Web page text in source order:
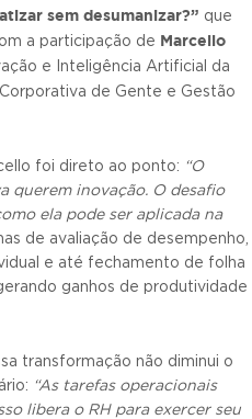
sem desumanizar?” que
a participação de Marcello
e Inteligência Artificial da
de Gente e Gestão
foi direto ao ponto: “O
querem inovação. O desafio
ela pode ser aplicada na
de avaliação de desempenho,
e até fechamento de folha
ganhos de produtividade
transformação não diminui o
“As tarefas operacionais
libera o RH para exercer seu